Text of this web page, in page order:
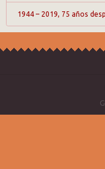
1944 – 2019, 75 años